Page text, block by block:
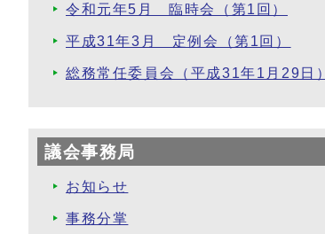
令和元年5月 臨時会（第1回）
平成31年3月 定例会（第1回）
総務常任委員会（平成31年1月29日）
議会事務局
お知らせ
事務分掌